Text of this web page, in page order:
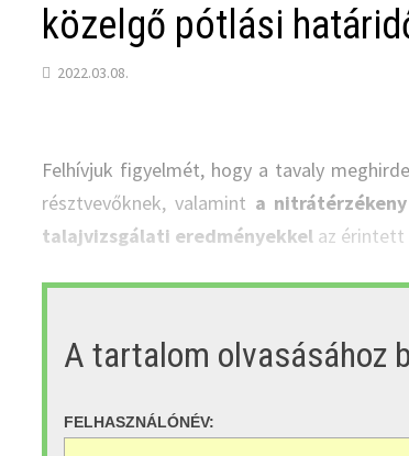
közelgő pótlási
2022.03.08.
Felhívjuk figyelmét, hogy a tavaly
résztvevőknek, valamint a
talajvizsgálati eredményekkel az érintett
A tartalom olvasásához
FELHASZNÁLÓNÉV: